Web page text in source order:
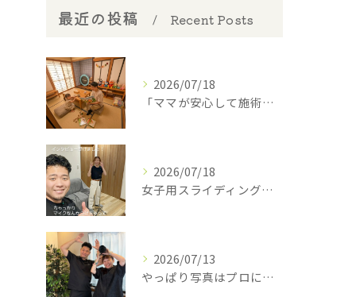
最近の投稿 Recent Posts
2026/07/18
​「ママが安心して施術を受けられるように」
2026/07/18
女子用スライディングパンツ(スポーツインナー)を開発中の西丸...
2026/07/13
やっぱり写真はプロに撮って貰わなあかんね🤣⁡